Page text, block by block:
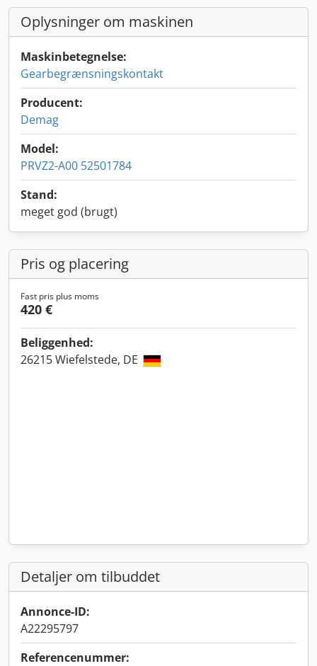
Oplysninger om maskinen
Maskinbetegnelse:
Gearbegrænsningskontakt
Producent:
Demag
Model:
PRVZ2-A00 52501784
Stand:
meget god (brugt)
Pris og placering
Fast pris plus moms
420 €
Beliggenhed:
26215 Wiefelstede, DE
Detaljer om tilbuddet
Annonce-ID:
A22295797
Referencenummer: